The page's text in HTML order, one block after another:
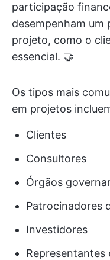
participação
desempenham um
projeto, como o
essencial. 🤝
Os tipos mais
em projetos
Clientes
Consultores
Órgãos
Patrocinadores
Investidores
Representantes